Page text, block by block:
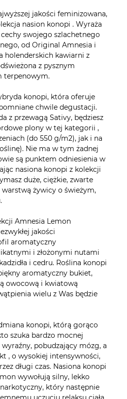
jakości feminizowana,
nasion konopi . Wyraża
swojego szlachetnego
od Original Amnesia i
holenderskich kawiarni z
z pysznym
terpenowym.
konopi, która oferuje
chwile degustacji.
z przewagą Sativy, będziesz
plony w tej kategorii ,
(do 550 g/m2), jak i na
Nie ma w tym żadnej
są punktem odniesienia w
nasiona konopi z kolekcji
duże, ciężkie, zwarte
żywicy o świeżym,
Amnesia Lemon
jakości
aromatyczny
i złożonymi nutami
i cedru. Roślina konopi
aromatyczny bukiet,
owocową i kwiatową
wielu z Was będzie
konopi, którą gorąco
szuka bardzo mocnej
pobudzający mózg, a
, o wysokiej intensywności,
długi czas. Nasiona konopi
wywołują silny, lekko
który następnie